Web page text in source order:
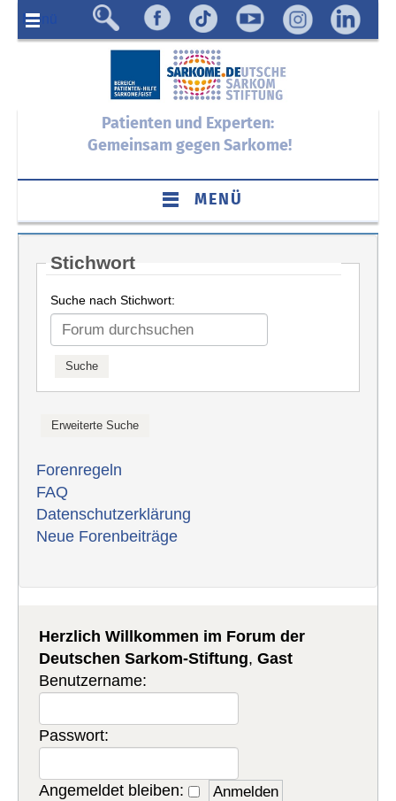
Menü
Patienten und Experten:
Gemeinsam gegen Sarkome!
MENÜ
Stichwort
Suche nach Stichwort:
Forenregeln
FAQ
Datenschutzerklärung
Neue Forenbeiträge
Herzlich Willkommen im Forum der
Deutschen Sarkom-Stiftung,Gast
Benutzername:
Passwort:
Angemeldet bleiben: